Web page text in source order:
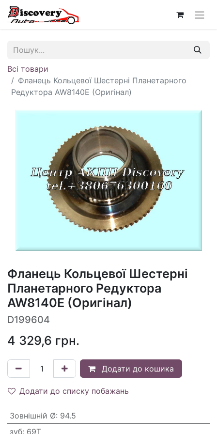
Всі товари
Фланець Кольцевої Шестерні Планетарного
Редуктора AW8140E (Оригінал)
Фланець Кольцевої Шестерні
Планетарного Редуктора
AW8140E (Оригінал)
D199604
4 329,6 грн.
Додати до кошика
Додати до списку побажань
Зовнішній Ø: 94.5
зуб: 69T